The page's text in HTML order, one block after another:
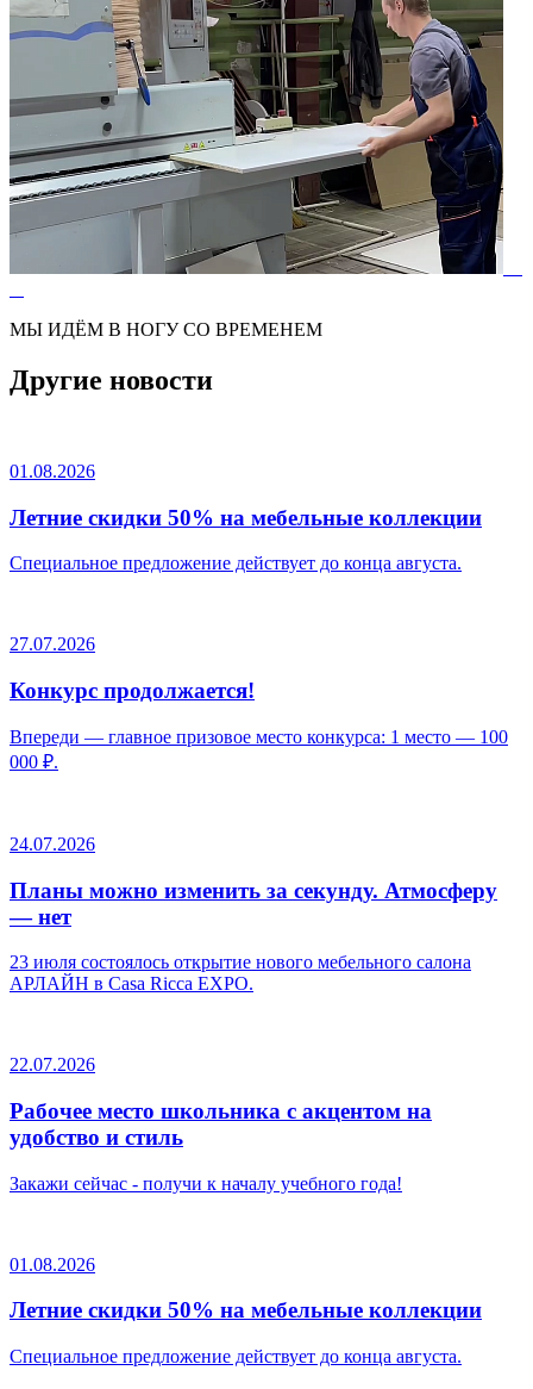
МЫ ИДЁМ В НОГУ СО ВРЕМЕНЕМ
Другие новости
01.08.2026
Летние скидки 50% на мебельные коллекции
Специальное предложение действует до конца августа.
27.07.2026
Конкурс продолжается!
Впереди — главное призовое место конкурса: 1 место — 100
000 ₽.
24.07.2026
Планы можно изменить за секунду. Атмосферу
— нет
23 июля состоялось открытие нового мебельного салона
АРЛАЙН в Casa Ricca EXPO.
22.07.2026
Рабочее место школьника с акцентом на
удобство и стиль
Закажи сейчас - получи к началу учебного года!
01.08.2026
Летние скидки 50% на мебельные коллекции
Специальное предложение действует до конца августа.